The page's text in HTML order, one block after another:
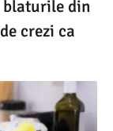
din
crezi ca